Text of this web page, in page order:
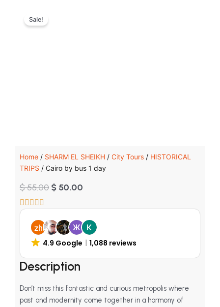
Sale!
Home / SHARM EL SHEIKH / City Tours / HISTORICAL
TRIPS / Cairo by bus 1 day
$55.00 Original
$ 55.00.
$ 50.00
$ 50.00.
4.9 Google 1,088 reviews
Description
Don’t miss this fantastic and curious metropolis where
past and modernity come together in a harmony of